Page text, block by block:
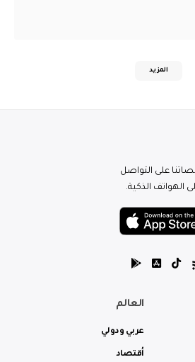
المزيد
على التواصل
الهواتف الذكية.
العالم
عربي ودولي
أقتصاد